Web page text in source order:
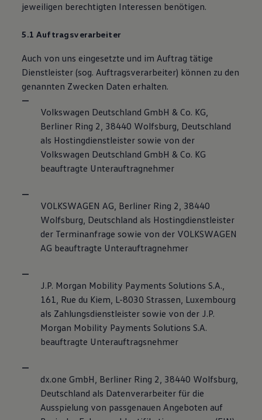
jeweiligen berechtigten Interessen benötigen.
5.1 Auftragsverarbeiter
Auch von uns eingesetzte und im Auftrag tätige
Dienstleister (sog. Auftragsverarbeiter) können zu den
genannten Zwecken Daten erhalten.
Volkswagen Deutschland GmbH & Co. KG,
Berliner Ring 2, 38440 Wolfsburg, Deutschland
als Hostingdienstleister sowie von der
Volkswagen Deutschland GmbH & Co. KG
beauftragte Unterauftragnehmer
VOLKSWAGEN AG, Berliner Ring 2, 38440
Wolfsburg, Deutschland als Hostingdienstleister
der Terminanfrage sowie von der VOLKSWAGEN
AG beauftragte Unterauftragnehmer
J.P. Morgan Mobility Payments Solutions S.A.,
161, Rue du Kiem, L-8030 Strassen, Luxembourg
als Zahlungsdienstleister sowie von der J.P.
Morgan Mobility Payments Solutions S.A.
beauftragte Unterauftragsnehmer
dx.one GmbH, Berliner Ring 2, 38440 Wolfsburg,
Deutschland als Datenverarbeiter für die
Ausspielung von passgenauen Angeboten auf